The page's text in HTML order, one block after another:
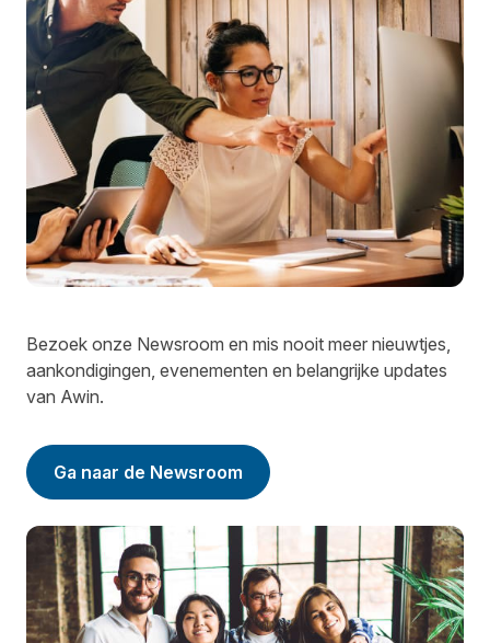
Bezoek onze Newsroom en mis nooit meer nieuwtjes,
aankondigingen, evenementen en belangrijke updates
van Awin.
Ga naar de Newsroom